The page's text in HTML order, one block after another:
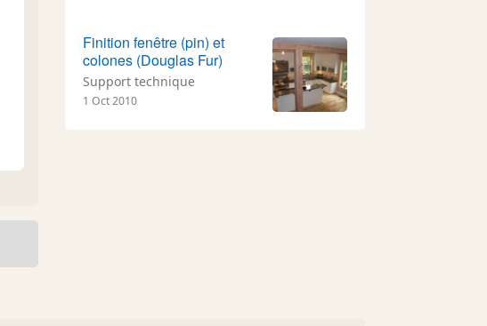
Finition fenêtre (pin) et
colones (Douglas Fur)
Support technique
1 Oct 2010